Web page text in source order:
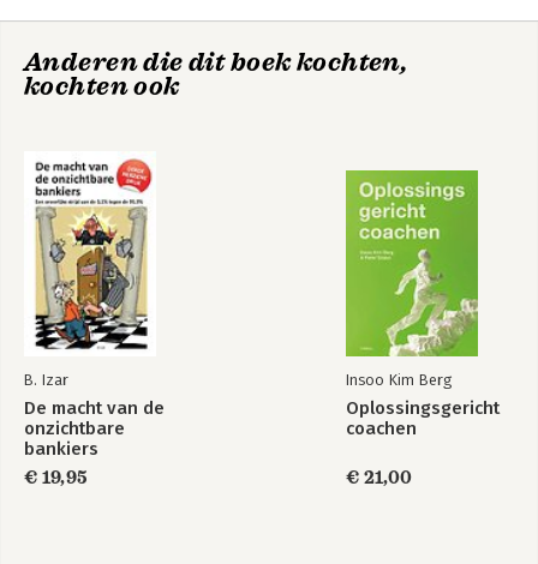
Anderen die dit boek kochten,
kochten ook
B. Izar
De macht van de
onzichtbare
bankiers
€ 19,95
Insoo Kim Berg
Oplossingsgericht
coachen
€ 21,00